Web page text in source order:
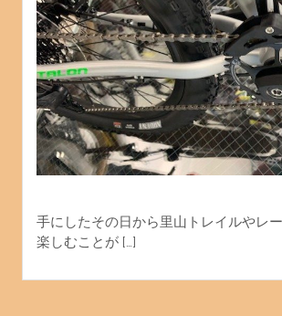
手にしたその日から里山トレイルやレ
楽しむことが […]